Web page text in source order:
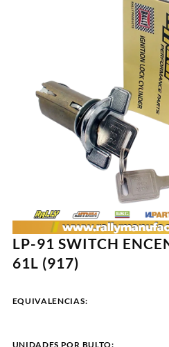
LP-91 SWITCH
61L (917)
EQUIVALENCIAS:
UNIDADES POR BULTO: